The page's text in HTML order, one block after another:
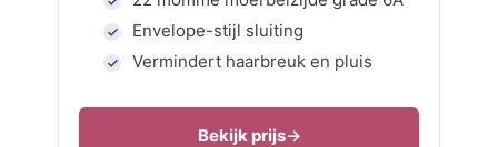
Envelope-stijl sluiting
Vermindert haarbreuk en pluis
Bekijk prijs